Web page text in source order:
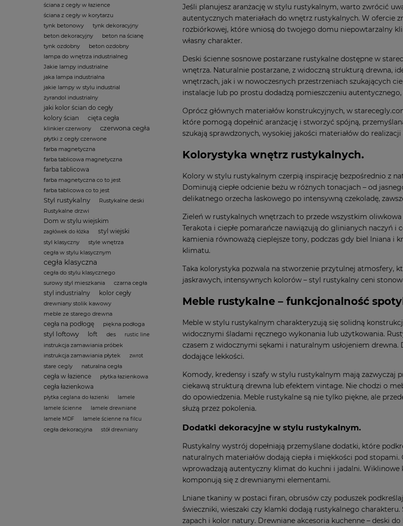
ściana z cegły w łazience
ściana z cegły w korytarzu
tynk betonowy
tynk dekoracyjny
beton dekoracyjny
beton na ścianę
tynk ozdobny
beton ozdobny
lampa do wnętrza industrialneg
Jakie lampy industrialne
jaka lampa industrialna
jakie lampy w stylu industrial
żyrandol industrialny
jaki kolor ścian do cegły
kolory ścian
cięta cegła
klinkier czerwony czerwona cegła
płytki z cegły czerwone
farba magnetyczna
farba tablicowa magnetyczna
farba tablicowa
farba magnetyczna co to jest
farba tablicowa co to jest
Styl rustykalny
Rustykalne deski
Rustykalne drzwi
Dom w stylu wiejskim
zagłówek do łóżka styl wiejski
styl klasyczny
style wnętrza
cegła w stylu klasycznym
cegła klasyczna
cegła do stylu klasycznego
surowy styl mieszkania
czarna cegła
styl industrialny kolor cegły
drewniany stolik kawowy
meble ze starego drewna
cegła na podłogę piękna podłoga
styl loftowy loft des rustic line
instrukcja zamawiania próbek
instrukcja zamawiania płytek
zwrot
stare cegly naturalna cegła
cegła w łazience płytka łazienkowa
cegła łazienkowa
płytka ceglana do łazienki
lamele
lamele ścienne
lamele drewniane
lamele MDF
lamele ścienne na filcu
cegła dekoracyjna stół drewniany
Jeśli planujesz aranżację w stylu rustykalnym, warto zwrócić
autentycznych materiałach do wnętrz rustykalnych. W ofercie
rozbiórkowej, które wniosą do twojego domu niepowtarzalny
własny charakter.
Deski ścienne sosnowe postarzane rustykalne dostępne w
wnętrza. Naturalnie postarzane, z widoczną strukturą drewna,
wnętrzach, jak i w nowoczesnych przestrzeniach szukających
instalacje lub po prostu dodadzą pomieszczeniu
Oprócz głównych materiałów konstrukcyjnych, w
które pomogą dopełnić aranżację i stworzyć spójną,
szukają sprawdzonych, wysokiej jakości materiałów do
Kolorystyka wnętrz rustykalnych.
Kolory w stylu rustykalnym czerpią inspirację bezpośrednio z
Dominują ciepłe odcienie beżu w różnych tonacjach – od
delikatnego orzecha laskowego po intensywną czekoladę,
Zieleń w rustykalnych wnętrzach to przede wszystkim oliwkowa
Terakota i ciepłe pomarańcze nawiązują do glinianych naczyń i
kamienia równoważą cieplejsze tony, podczas gdy biel lniana i
klimatu.
Taka kolorystyka pozwala na stworzenie przytulnej atmosfery,
jaskrawych, intensywnych kolorów – styl rustykalny ceni
Meble rustykalne – funkcjonalność
Meble w stylu rustykalnym charakteryzują się solidną
widocznymi śladami ręcznego wykonania lub użytkowania.
czasem z widocznymi sękami i naturalnym usłojeniem
dodające lekkości.
Komody, kredensy i szafy w stylu rustykalnym mają
ciekawą strukturą drewna lub efektem vintage. Nie chodzi o
do opowiedzenia. Meble rustykalne są nie tylko piękne, ale
służą przez pokolenia.
Dodatki dekoracyjne w stylu rustykalnym.
Rustykalny wystrój dopełniają przemyślane dodatki, które
naturalnych materiałów dodają ciepła i miękkości pod
wprowadzają autentyczny klimat do kuchni i jadalni.
komponują się z drewnianymi elementami.
Lniane tkaniny w postaci firan, obrusów czy poduszek
świeczniki, wieszaki czy klamki dodają rustykalnego
zapach i kolor natury. Drewniane akcesoria kuchenne – deski